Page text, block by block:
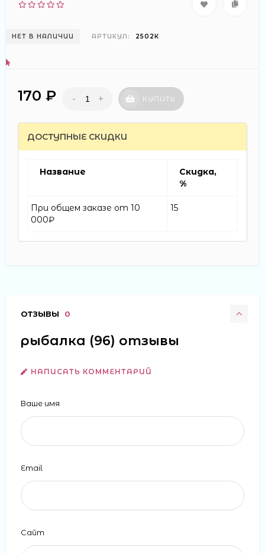
НЕТ В НАЛИЧИИ АРТИКУЛ: 2502К
170 ₽ - + КУПИТЬ
ДОСТУПНЫЕ СКИДКИ
Название
Скидка,
%
При общем заказе от 10
000₽
15
ОТЗЫВЫ 0
рыбалка (96) отзывы
НАПИСАТЬ КОММЕНТАРИЙ
Ваше имя
Email
Сайт